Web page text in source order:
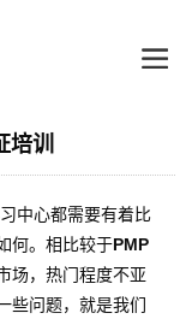
培训
中心都需要有着比
何。相比较于PMP
场，热门程度不亚
些问题，就是我们